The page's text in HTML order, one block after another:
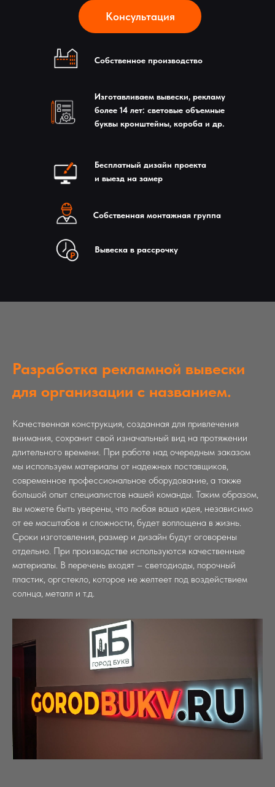
Консультация
Собственное производство
Изготавливаем вывески, рекламу
более 14 лет: световые объемные
буквы кронштейны, короба и др.
Бесплатный дизайн проекта
и выезд на замер
Собственная монтажная группа
Вывеска в рассрочку
Разработка рекламной вывески
для организации с названием.
Качественная конструкция, созданная для привлечения
внимания, сохранит свой изначальный вид на протяжении
длительного времени. При работе над очередным заказом
мы используем материалы от надежных поставщиков,
современное профессиональное оборудование, а также
большой опыт специалистов нашей команды. Таким образом,
вы можете быть уверены, что любая ваша идея, независимо
от ее масштабов и сложности, будет воплощена в жизнь.
Сроки изготовления, размер и дизайн будут оговорены
отдельно. При производстве используются качественные
материалы. В перечень входят – светодиоды, порочный
пластик, оргстекло, которое не желтеет под воздействием
солнца, металл и т.д.